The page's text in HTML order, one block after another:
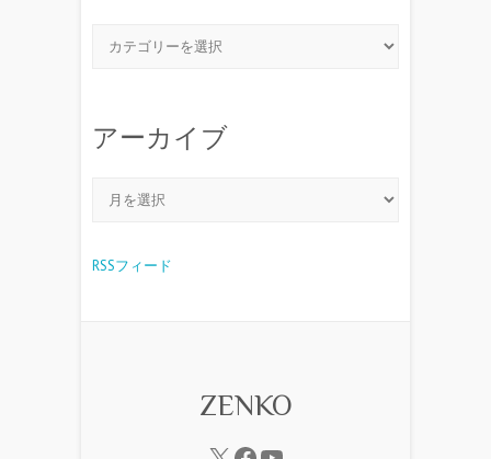
アーカイブ
RSSフィード
ZENKO